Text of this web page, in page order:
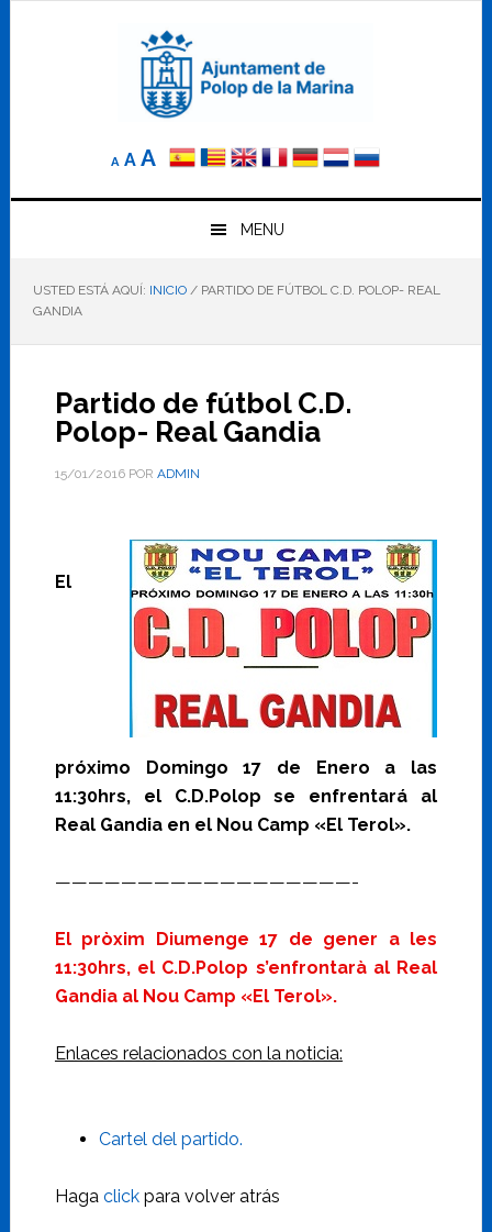
A
Reducir
elA Tamaño
AAumentar
el
tamaño
letra
MENU
USTED ESTÁ AQUÍ: INICIO /PARTIDO DE FÚTBOL C.D. POLOP- REAL
GANDIA
Partido de fútbol C.D.
Polop- Real Gandia
15/01/2016POR ADMIN
El
próximo Domingo 17 de Enero a las
11:30hrs, el C.D.Polop se enfrentará al
Real Gandia en el Nou Camp «El Terol».
——————————————————-
El pròxim Diumenge 17 de gener a les
11:30hrs, el C.D.Polop s’enfrontarà al Real
Gandia al Nou Camp «El Terol».
Enlaces relacionados con la noticia:
Cartel del partido.
Haga clickpara volver atrás